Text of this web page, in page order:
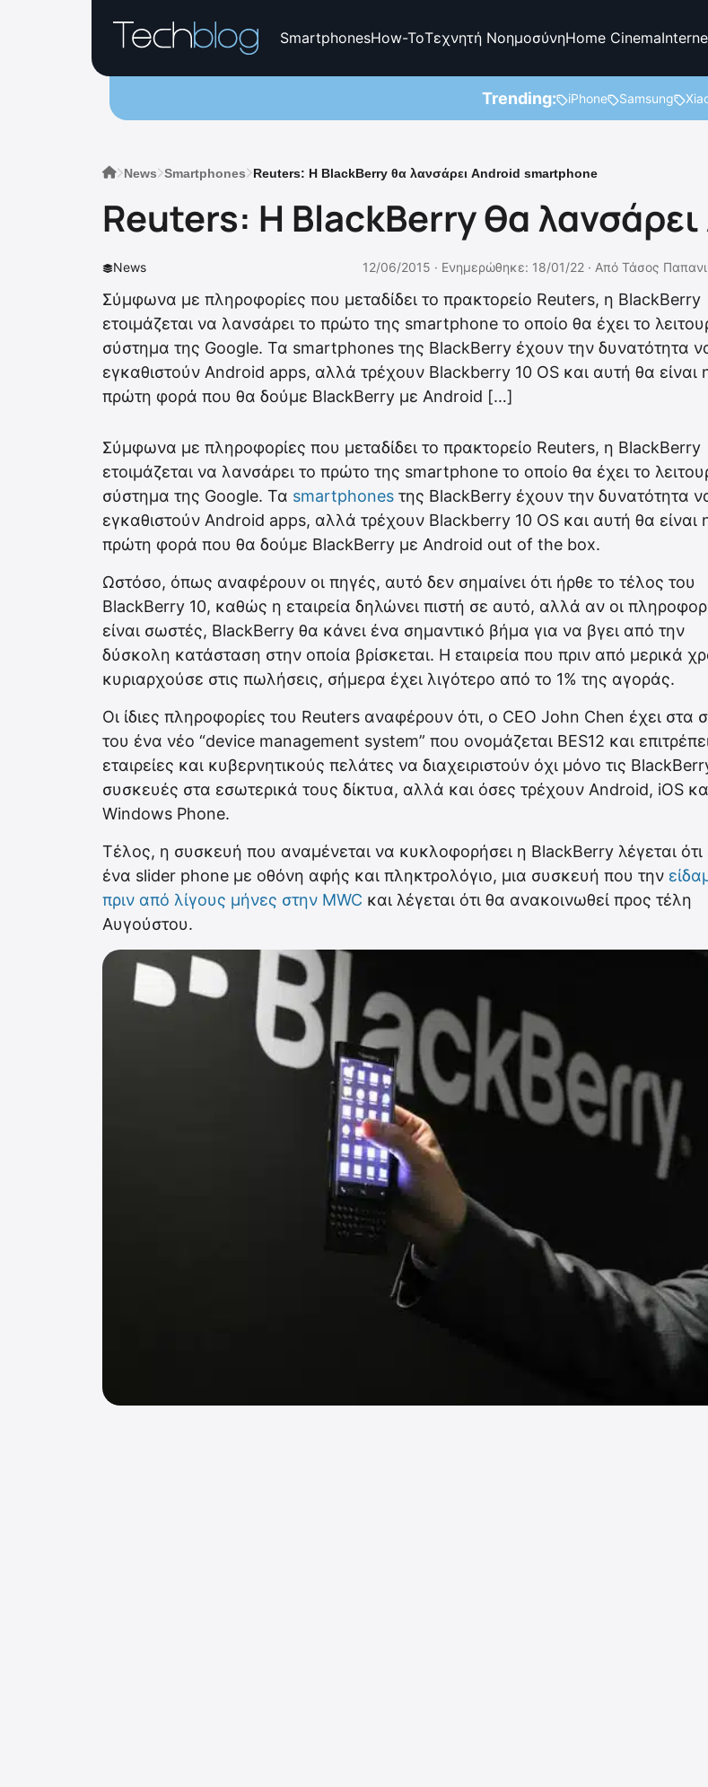
SmartphonesHow-ToΤεχνητή ΝοημοσύνηHome Cinema
Trending: iPhone Samsung
News Smartphones Reuters: Η BlackBerry θα λανσάρει Android smartphone
Reuters: Η BlackBerry θα
News 12/06/2015 · Ενημερώθηκε: 18/01/22 · Από Τάσος
Σύμφωνα με πληροφορίες που μεταδίδει το πρακτορείο Reuters, η BlackBerry
ετοιμάζεται να λανσάρει το πρώτο της smartphone το οποίο θα έχει το
σύστημα της Google. Τα smartphones της BlackBerry έχουν την δυνατότητα
εγκαθιστούν Android apps, αλλά τρέχουν Blackberry 10 OS και αυτή θα είναι
πρώτη φορά που θα δούμε BlackBerry με Android […]
Σύμφωνα με πληροφορίες που μεταδίδει το πρακτορείο Reuters, η BlackBerry
ετοιμάζεται να λανσάρει το πρώτο της smartphone το οποίο θα έχει το
σύστημα της Google. Τα smartphones της BlackBerry έχουν την δυνατότητα
εγκαθιστούν Android apps, αλλά τρέχουν Blackberry 10 OS και αυτή θα είναι
πρώτη φορά που θα δούμε BlackBerry με Android out of the box.
Ωστόσο, όπως αναφέρουν οι πηγές, αυτό δεν σημαίνει ότι ήρθε το τέλος του
BlackBerry 10, καθώς η εταιρεία δηλώνει πιστή σε αυτό, αλλά αν οι
είναι σωστές, BlackBerry θα κάνει ένα σημαντικό βήμα για να βγει από την
δύσκολη κατάσταση στην οποία βρίσκεται. Η εταιρεία που πριν από μερικά
κυριαρχούσε στις πωλήσεις, σήμερα έχει λιγότερο από το 1% της αγοράς.
Οι ίδιες πληροφορίες του Reuters αναφέρουν ότι, ο CEO John Chen έχει στα
του ένα νέο “device management system” που ονομάζεται BES12 και
εταιρείες και κυβερνητικούς πελάτες να διαχειριστούν όχι μόνο τις
συσκευές στα εσωτερικά τους δίκτυα, αλλά και όσες τρέχουν Android, iOS
Windows Phone.
Τέλος, η συσκευή που αναμένεται να κυκλοφορήσει η BlackBerry λέγεται ότι
ένα slider phone με οθόνη αφής και πληκτρολόγιο, μια συσκευή που την
πριν από λίγους μήνες στην MWC και λέγεται ότι θα ανακοινωθεί προς τέλη
Αυγούστου.